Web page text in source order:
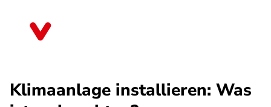
Klimaanlage installieren: Was